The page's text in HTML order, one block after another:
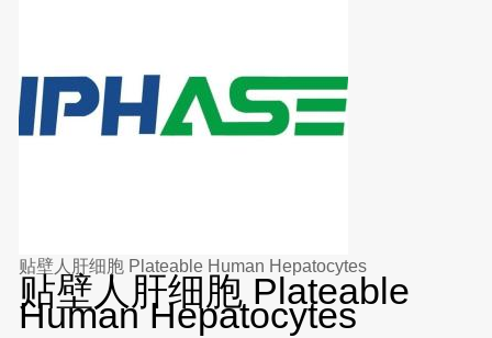
贴壁人肝细胞 Plateable Human Hepatocytes
贴壁人肝细胞 Plateable
Human Hepatocytes